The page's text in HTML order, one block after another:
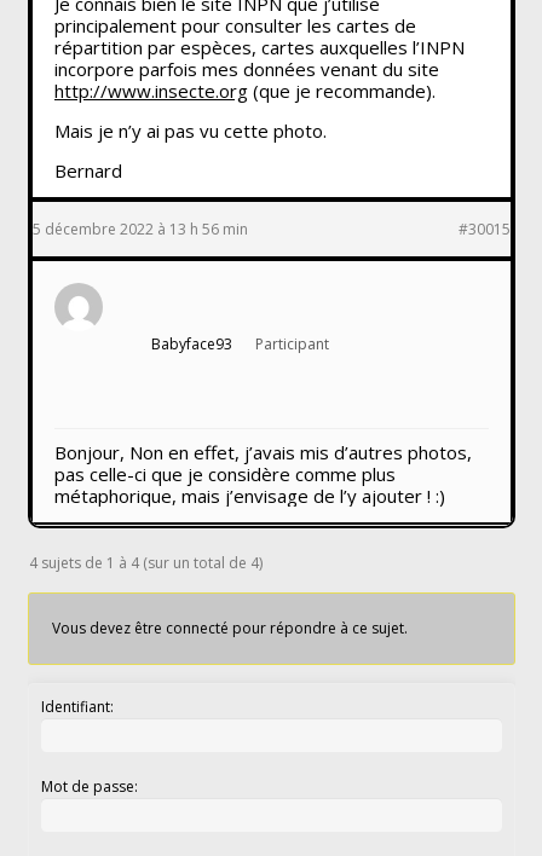
principalement pour consulter les cartes de
répartition par espèces, cartes auxquelles l’INPN
incorpore parfois mes données venant du site
http://www.insecte.org(que je recommande).
Mais je n’y ai pas vu cette photo.
Bernard
5 décembre 2022 à 13 h 56 min #30015
Babyface93 Participant
Bonjour, Non en effet, j’avais mis d’autres photos,
pas celle-ci que je considère comme plus
métaphorique, mais j’envisage de l’y ajouter ! :)
4 sujets de 1 à 4 (sur un total de 4)
Vous devez être connecté pour répondre à ce sujet.
Identifiant:
Mot de passe: